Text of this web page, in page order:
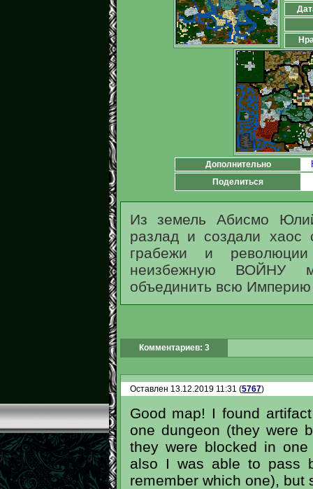
Дополнительно
Поделиться
Из земель Абисмо
разлад и создали хаос
грабежи и
неизбежную ВОЙНУ
объединить всю
Комментариев: 3
Оставлен 13.12.2019 11:31 (5767)
Good map! I found
one dungeon (they were
they were blocked in
also I was able to pass
remember which one), but